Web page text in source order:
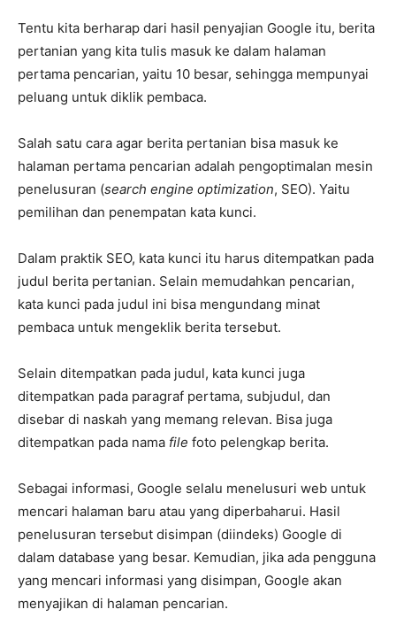
Tentu kita berharap dari hasil penyajian Google itu, berita
pertanian yang kita tulis masuk ke dalam halaman
pertama pencarian, yaitu 10 besar, sehingga mempunyai
peluang untuk diklik pembaca.
Salah satu cara agar berita pertanian bisa masuk ke
halaman pertama pencarian adalah pengoptimalan mesin
penelusuran (search engine optimization, SEO). Yaitu
pemilihan dan penempatan kata kunci.
Dalam praktik SEO, kata kunci itu harus ditempatkan pada
judul berita pertanian. Selain memudahkan pencarian,
kata kunci pada judul ini bisa mengundang minat
pembaca untuk mengeklik berita tersebut.
Selain ditempatkan pada judul, kata kunci juga
ditempatkan pada paragraf pertama, subjudul, dan
disebar di naskah yang memang relevan. Bisa juga
ditempatkan pada nama file foto pelengkap berita.
Sebagai informasi, Google selalu menelusuri web untuk
mencari halaman baru atau yang diperbaharui. Hasil
penelusuran tersebut disimpan (diindeks) Google di
dalam database yang besar. Kemudian, jika ada pengguna
yang mencari informasi yang disimpan, Google akan
menyajikan di halaman pencarian.